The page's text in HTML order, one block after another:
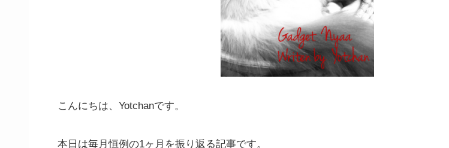
こんにちは、Yotchanです。
本日は毎月恒例の1ヶ月を振り返る記事です。